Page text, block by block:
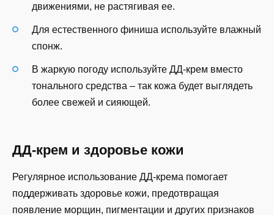
движениями, не растягивая ее.
Для естественного финиша используйте влажный
спонж.
В жаркую погоду используйте ДД-крем вместо
тонального средства – так кожа будет выглядеть
более свежей и сияющей.
ДД-крем и здоровье кожи
Регулярное использование ДД-крема помогает
поддерживать здоровье кожи, предотвращая
появление морщин, пигментации и других признаков